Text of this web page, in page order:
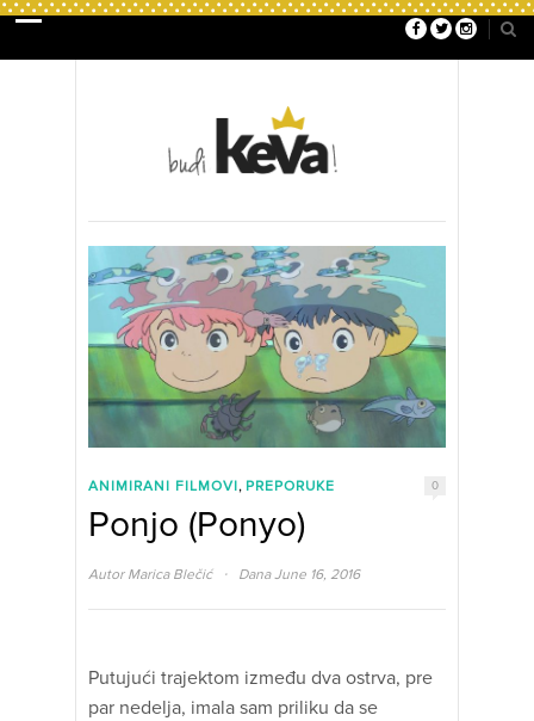
ANIMIRANI FILMOVI, PREPORUKE 0
Ponjo (Ponyo)
Autor Marica Blečić · Dana June 16, 2016
Putujući trajektom između dva ostrva, pre
par nedelja, imala sam priliku da se